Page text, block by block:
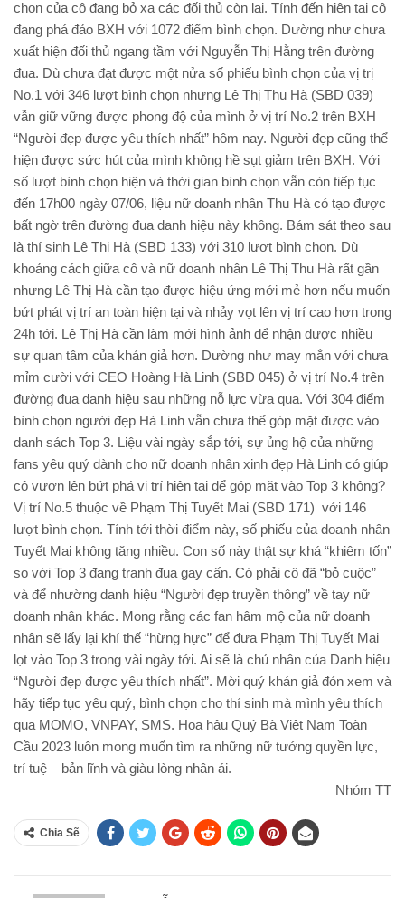
chọn của cô đang bỏ xa các đối thủ còn lại. Tính đến hiện tại cô
đang phá đảo BXH với 1072 điểm bình chọn. Dường như chưa
xuất hiện đối thủ ngang tầm với Nguyễn Thị Hằng trên đường
đua. Dù chưa đạt được một nửa số phiếu bình chọn của vị trị
No.1 với 346 lượt bình chọn nhưng Lê Thị Thu Hà (SBD 039)
vẫn giữ vững được phong độ của mình ở vị trí No.2 trên BXH
“Người đẹp được yêu thích nhất” hôm nay. Người đẹp cũng thể
hiện được sức hút của mình không hề sụt giảm trên BXH. Với
số lượt bình chọn hiện và thời gian bình chọn vẫn còn tiếp tục
đến 17h00 ngày 07/06, liệu nữ doanh nhân Thu Hà có tạo được
bất ngờ trên đường đua danh hiệu này không. Bám sát theo sau
là thí sinh Lê Thị Hà (SBD 133) với 310 lượt bình chọn. Dù
khoảng cách giữa cô và nữ doanh nhân Lê Thị Thu Hà rất gần
nhưng Lê Thị Hà cần tạo được hiệu ứng mới mẻ hơn nếu muốn
bứt phát vị trí an toàn hiện tại và nhảy vọt lên vị trí cao hơn trong
24h tới. Lê Thị Hà cần làm mới hình ảnh để nhận được nhiều
sự quan tâm của khán giả hơn. Dường như may mắn với chưa
mỉm cười với CEO Hoàng Hà Linh (SBD 045) ở vị trí No.4 trên
đường đua danh hiệu sau những nỗ lực vừa qua. Với 304 điểm
bình chọn người đẹp Hà Linh vẫn chưa thể góp mặt được vào
danh sách Top 3. Liệu vài ngày sắp tới, sự ủng hộ của những
fans yêu quý dành cho nữ doanh nhân xinh đẹp Hà Linh có giúp
cô vươn lên bứt phá vị trí hiện tại để góp mặt vào Top 3 không?
Vị trí No.5 thuộc về Phạm Thị Tuyết Mai (SBD 171) với 146
lượt bình chọn. Tính tới thời điểm này, số phiếu của doanh nhân
Tuyết Mai không tăng nhiều. Con số này thật sự khá “khiêm tốn”
so với Top 3 đang tranh đua gay cấn. Có phải cô đã “bỏ cuộc”
và để nhường danh hiệu “Người đẹp truyền thông” về tay nữ
doanh nhân khác. Mong rằng các fan hâm mộ của nữ doanh
nhân sẽ lấy lại khí thế “hừng hực” để đưa Phạm Thị Tuyết Mai
lọt vào Top 3 trong vài ngày tới. Ai sẽ là chủ nhân của Danh hiệu
“Người đẹp được yêu thích nhất”. Mời quý khán giả đón xem và
hãy tiếp tục yêu quý, bình chọn cho thí sinh mà mình yêu thích
qua MOMO, VNPAY, SMS. Hoa hậu Quý Bà Việt Nam Toàn
Cầu 2023 luôn mong muốn tìm ra những nữ tướng quyền lực,
trí tuệ – bản lĩnh và giàu lòng nhân ái.
Nhóm TT
Chia Sẽ